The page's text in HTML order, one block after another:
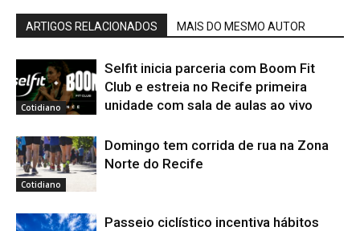
ARTIGOS RELACIONADOS MAIS DO MESMO AUTOR
Cotidiano
Selfit inicia parceria com Boom Fit
Club e estreia no Recife primeira
unidade com sala de aulas ao vivo
Cotidiano
Domingo tem corrida de rua na Zona
Norte do Recife
Passeio ciclístico incentiva hábitos